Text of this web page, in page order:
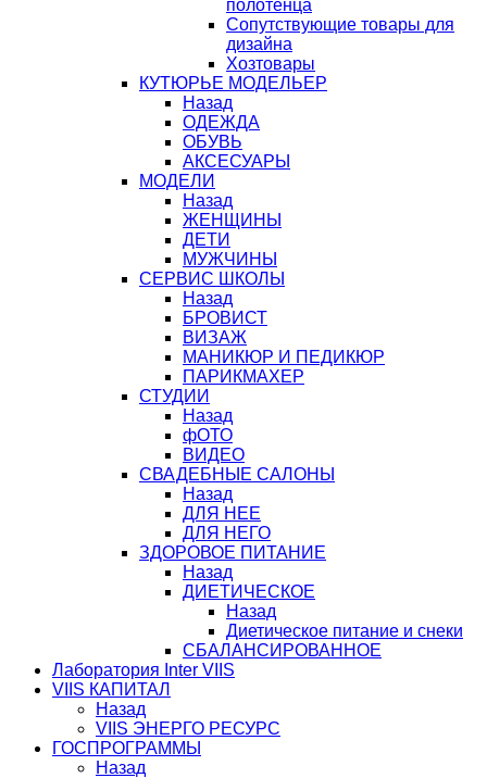
полотенца
Сопутствующие товары для
дизайна
Хозтовары
КУТЮРЬЕ МОДЕЛЬЕР
Назад
ОДЕЖДА
ОБУВЬ
АКСЕСУАРЫ
МОДЕЛИ
Назад
ЖЕНЩИНЫ
ДЕТИ
МУЖЧИНЫ
СЕРВИС ШКОЛЫ
Назад
БРОВИСТ
ВИЗАЖ
МАНИКЮР И ПЕДИКЮР
ПАРИКМАХЕР
СТУДИИ
Назад
фОТО
ВИДЕО
СВАДЕБНЫЕ САЛОНЫ
Назад
ДЛЯ НЕЕ
ДЛЯ НЕГО
ЗДОРОВОЕ ПИТАНИЕ
Назад
ДИЕТИЧЕСКОЕ
Назад
Диетическое питание и снеки
СБАЛАНСИРОВАННОЕ
Лаборатория Inter VIIS
VIIS КАПИТАЛ
Назад
VIIS ЭНЕРГО РЕСУРС
ГОСПРОГРАММЫ
Назад